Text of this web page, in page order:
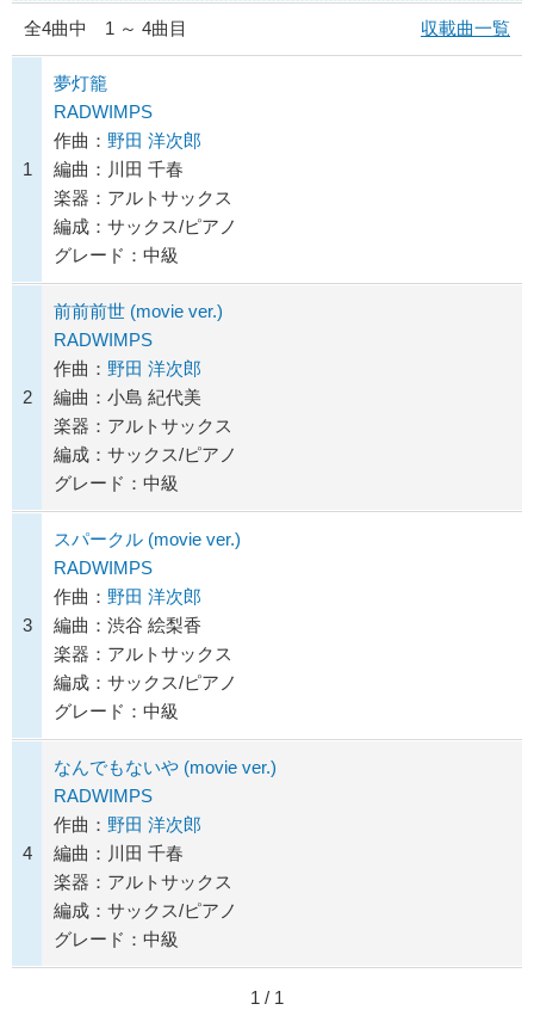
全4曲中 1 ～ 4曲目 収載曲一覧
1
夢灯籠
RADWIMPS
作曲： 野田 洋次郎
編曲：川田 千春
楽器：アルトサックス
編成：サックス/ピアノ
グレード：中級
2
前前前世 (movie ver.)
RADWIMPS
作曲： 野田 洋次郎
編曲：小島 紀代美
楽器：アルトサックス
編成：サックス/ピアノ
グレード：中級
3
スパークル (movie ver.)
RADWIMPS
作曲： 野田 洋次郎
編曲：渋谷 絵梨香
楽器：アルトサックス
編成：サックス/ピアノ
グレード：中級
4
なんでもないや (movie ver.)
RADWIMPS
作曲： 野田 洋次郎
編曲：川田 千春
楽器：アルトサックス
編成：サックス/ピアノ
グレード：中級
1 / 1